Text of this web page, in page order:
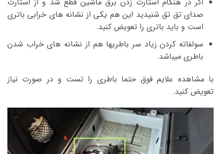
صدای تق تق شنیدید این هم یکی از نشانه های خرابی باتری
است و باید باتری را تعویض کنید.
سولفاته کردن زیاد سر باطریها هم از نشانه های خراب شدن
باطری میباشد.
با مشاهده علایم فوق حتما باطری را تست و در صورت نیاز
تعویض کنید.